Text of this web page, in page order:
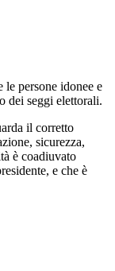
persone idonee e
dei seggi elettorali.
il corretto
sicurezza,
è coadiuvato
e che è